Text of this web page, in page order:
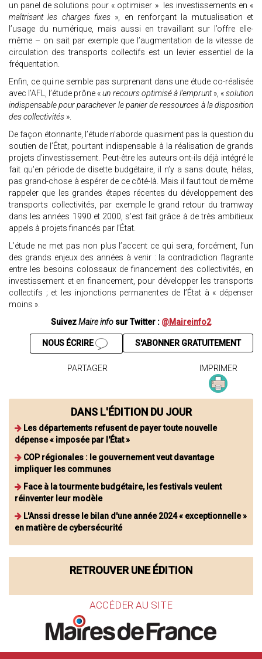
un panel de solutions pour « optimiser » les investissements en «
maîtrisant les charges fixes », en renforçant la mutualisation et
l’usage du numérique, mais aussi en travaillant sur l’offre elle-
même – on sait par exemple que l’augmentation de la vitesse de
circulation des transports collectifs est un levier essentiel de la
fréquentation.
Enfin, ce qui ne semble pas surprenant dans une étude co-réalisée
avec l’AFL, l’étude prône «un recours optimisé à l’emprunt», «solution
indispensable pour parachever le panier de ressources à la disposition
des collectivités ».
De façon étonnante, l’étude n’aborde quasiment pas la question du
soutien de l’État, pourtant indispensable à la réalisation de grands
projets d’investissement. Peut-être les auteurs ont-ils déjà intégré le
fait qu’en période de disette budgétaire, il n’y a sans doute, hélas,
pas grand-chose à espérer de ce côté-là. Mais il faut tout de même
rappeler que les grandes étapes récentes du développement des
transports collectivités, par exemple le grand retour du tramway
dans les années 1990 et 2000, s’est fait grâce à de très ambitieux
appels à projets financés par l’État.
L’étude ne met pas non plus l’accent ce qui sera, forcément, l’un
des grands enjeux des années à venir : la contradiction flagrante
entre les besoins colossaux de financement des collectivités, en
investissement et en financement, pour développer les transports
collectifs ; et les injonctions permanentes de l’État à « dépenser
moins ».
SuivezMaire info sur Twitter : @Maireinfo2
S'ABONNER GRATUITEMENT
NOUS ÉCRIRE
PARTAGER IMPRIMER
DANS L'ÉDITION DU JOUR
Les départements refusent de payer toute nouvelle
dépense « imposée par l'État »
COP régionales : le gouvernement veut davantage
impliquer les communes
Face à la tourmente budgétaire, les festivals veulent
réinventer leur modèle
L'Anssi dresse le bilan d'une année 2024 « exceptionnelle »
en matière de cybersécurité
RETROUVER UNE ÉDITION
ACCÉDER AU SITE